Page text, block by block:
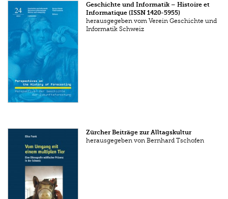
Geschichte und Informatik – Histoire et
Informatique (ISSN 1420-5955)
herausgegeben vom Verein Geschichte und
Informatik Schweiz
Zürcher Beiträge zur Alltagskultur
herausgegeben von Bernhard Tschofen